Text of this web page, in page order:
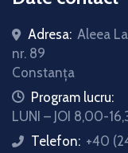
Adresa: Aleea
nr. 89
Constanța
iconProgram lucru:
LUNI – JOI 8,00-
icon
Telefon: +40